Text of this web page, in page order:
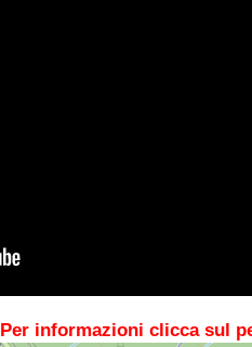
Per informazioni clicca sul